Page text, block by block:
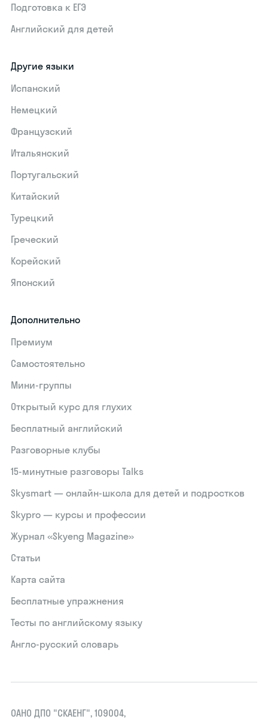
Подготовка к ЕГЭ
Английский для детей
Другие языки
Испанский
Немецкий
Французский
Итальянский
Португальский
Китайский
Турецкий
Греческий
Корейский
Японский
Дополнительно
Премиум
Самостоятельно
Мини-группы
Открытый курс для глухих
Бесплатный английский
Разговорные клубы
15‑минутные разговоры Talks
Skysmart — онлайн-школа для детей и подростков
Skypro — курсы и профессии
Журнал «Skyeng Magazine»
Статьи
Карта сайта
Бесплатные упражнения
Тесты по английскому языку
Англо-русский словарь
ОАНО ДПО "СКАЕНГ", 109004,